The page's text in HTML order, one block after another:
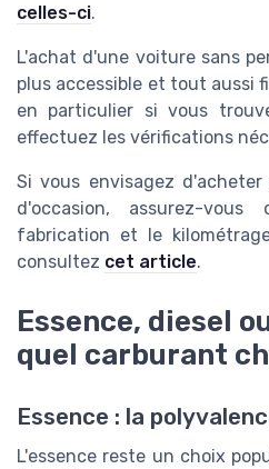
celles-ci.
L'achat d'une voiture sans
plus accessible et tout aussi
en particulier si vous
effectuez les vérifications
Si vous envisagez
d'occasion, assurez-
fabrication et le
consultez cet article.
Essence, diesel
quel carburant
Essence : la
L'essence reste un choix